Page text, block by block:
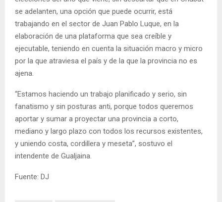
se adelanten, una opción que puede ocurrir, está
trabajando en el sector de Juan Pablo Luque, en la
elaboración de una plataforma que sea creíble y
ejecutable, teniendo en cuenta la situación macro y micro
por la que atraviesa el país y de la que la provincia no es
ajena.
“Estamos haciendo un trabajo planificado y serio, sin
fanatismo y sin posturas anti, porque todos queremos
aportar y sumar a proyectar una provincia a corto,
mediano y largo plazo con todos los recursos existentes,
y uniendo costa, cordillera y meseta”, sostuvo el
intendente de Gualjaina.
Fuente: DJ